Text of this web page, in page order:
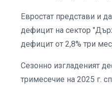
Евростат представи и
дефицит на сектор
дефицит от 2,8% три
Сезонно изгладеният
тримесечие на 2025 г.